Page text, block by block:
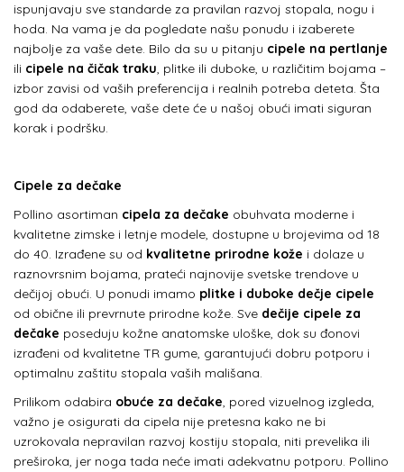
ispunjavaju sve standarde za pravilan razvoj stopala, nogu i
hoda. Na vama je da pogledate našu ponudu i izaberete
najbolje za vaše dete. Bilo da su u pitanju cipele na pertlanje
ili cipele na čičak traku, plitke ili duboke, u različitim bojama –
izbor zavisi od vaših preferencija i realnih potreba deteta. Šta
god da odaberete, vaše dete će u našoj obući imati siguran
korak i podršku.
Cipele za dečake
Pollino asortiman cipela za dečake obuhvata moderne i
kvalitetne zimske i letnje modele, dostupne u brojevima od 18
do 40. Izrađene su od kvalitetne prirodne kože i dolaze u
raznovrsnim bojama, prateći najnovije svetske trendove u
dečijoj obući. U ponudi imamo plitke i duboke dečje cipele
od obične ili prevrnute prirodne kože. Sve dečije cipele za
dečake poseduju kožne anatomske uloške, dok su đonovi
izrađeni od kvalitetne TR gume, garantujući dobru potporu i
optimalnu zaštitu stopala vaših mališana.
Prilikom odabira obuće za dečake, pored vizuelnog izgleda,
važno je osigurati da cipela nije pretesna kako ne bi
uzrokovala nepravilan razvoj kostiju stopala, niti prevelika ili
preširoka, jer noga tada neće imati adekvatnu potporu. Pollino